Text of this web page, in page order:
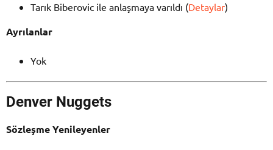
Tarık Biberovic ile anlaşmaya varıldı (Detaylar)
Ayrılanlar
Yok
Denver Nuggets
Sözleşme Yenileyenler